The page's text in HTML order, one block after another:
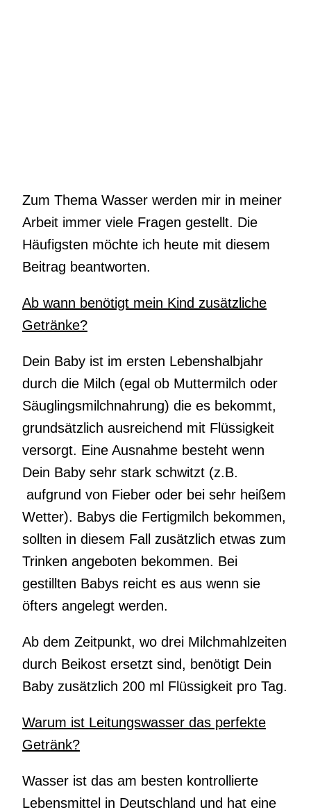
Zum Thema Wasser werden mir in meiner
Arbeit immer viele Fragen gestellt. Die
Häufigsten möchte ich heute mit diesem
Beitrag beantworten.
Ab wann benötigt mein Kind zusätzliche
Getränke?
Dein Baby ist im ersten Lebenshalbjahr
durch die Milch (egal ob Muttermilch oder
Säuglingsmilchnahrung) die es bekommt,
grundsätzlich ausreichend mit Flüssigkeit
versorgt. Eine Ausnahme besteht wenn
Dein Baby sehr stark schwitzt (z.B.
aufgrund von Fieber oder bei sehr heißem
Wetter). Babys die Fertigmilch bekommen,
sollten in diesem Fall zusätzlich etwas zum
Trinken angeboten bekommen. Bei
gestillten Babys reicht es aus wenn sie
öfters angelegt werden.
Ab dem Zeitpunkt, wo drei Milchmahlzeiten
durch Beikost ersetzt sind, benötigt Dein
Baby zusätzlich 200 ml Flüssigkeit pro Tag.
Warum ist Leitungswasser das perfekte
Getränk?
Wasser ist das am besten kontrollierte
Lebensmittel in Deutschland und hat eine